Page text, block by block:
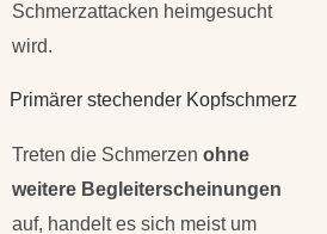
Schmerzattacken heimgesucht
wird.
Primärer stechender Kopfschmerz
Treten die Schmerzen ohne
weitere Begleiterscheinungen
auf, handelt es sich meist um